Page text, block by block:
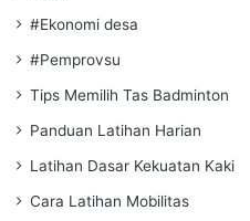
#Ekonomi desa
#Pemprovsu
Tips Memilih Tas Badminton
Panduan Latihan Harian
Latihan Dasar Kekuatan Kaki
Cara Latihan Mobilitas